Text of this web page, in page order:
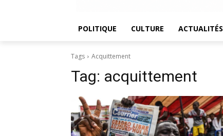
POLITIQUE CULTURE ACTUALITÉS
Tags Acquittement
Tag: acquittement